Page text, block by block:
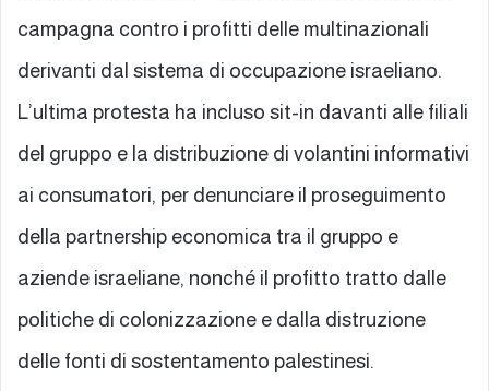
campagna contro i profitti delle multinazionali
derivanti dal sistema di occupazione israeliano.
L’ultima protesta ha incluso sit-in davanti alle filiali
del gruppo e la distribuzione di volantini informativi
ai consumatori, per denunciare il proseguimento
della partnership economica tra il gruppo e
aziende israeliane, nonché il profitto tratto dalle
politiche di colonizzazione e dalla distruzione
delle fonti di sostentamento palestinesi.